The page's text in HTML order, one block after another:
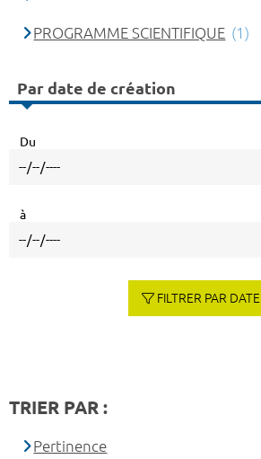
PROGRAMME SCIENTIFIQUE (1)
Par date de création
Du
à
FILTRER PAR DATE
TRIER PAR :
Pertinence